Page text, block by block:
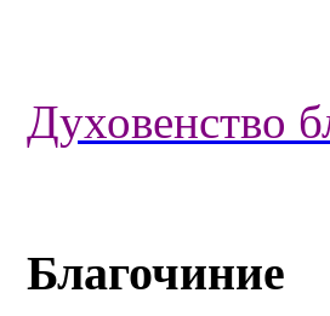
Духовенство
Благочиние